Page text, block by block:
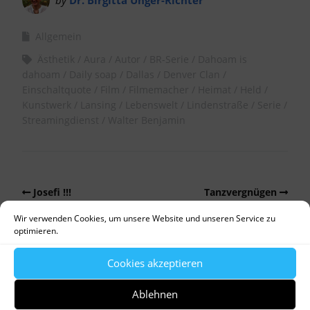
Wir verwenden Cookies, um unsere Website und unseren Service zu
optimieren.
Cookies akzeptieren
Ablehnen
Josefi !!! Tanzvergnügen
Schreibe einen Kommentar
Deine E-Mail-Adresse wird nicht veröffentlicht.